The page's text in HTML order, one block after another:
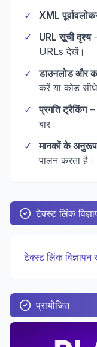
✓
XML
✓
URL सूची दृश्य
URLs देखें।
✓
डाउनलोड और
करें या कोड
✓
प्रगति ट्रैकिंग–
बार।
✓
मानकों के अनुरूप
पालन करता है।
टेक्स्ट लिंक
टेक्स्ट लिंक विज्ञापन
प्रायोजित